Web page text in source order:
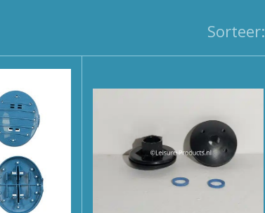
Sorteer: